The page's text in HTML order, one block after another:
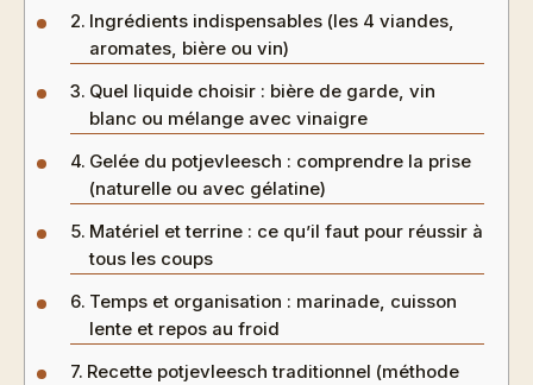
Ingrédients indispensables (les 4 viandes,
aromates, bière ou vin)
Quel liquide choisir : bière de garde, vin
blanc ou mélange avec vinaigre
Gelée du potjevleesch : comprendre la prise
(naturelle ou avec gélatine)
Matériel et terrine : ce qu’il faut pour réussir à
tous les coups
Temps et organisation : marinade, cuisson
lente et repos au froid
Recette potjevleesch traditionnel (méthode